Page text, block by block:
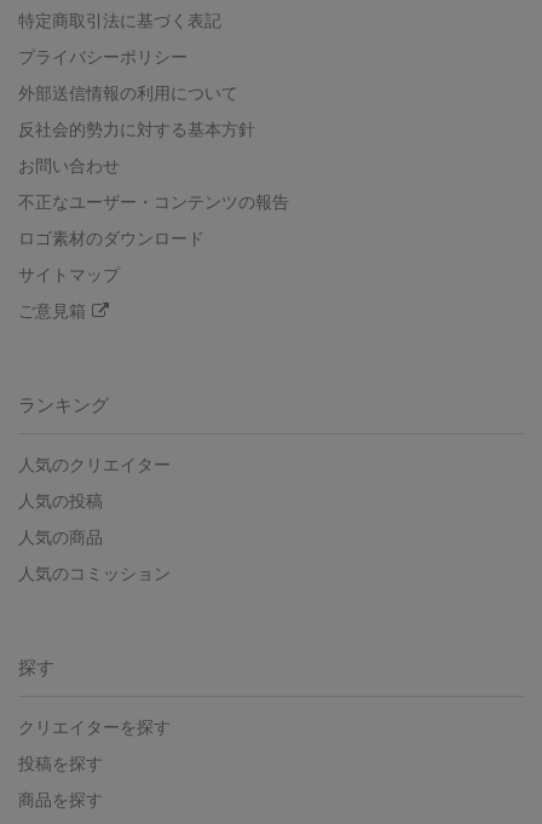
特定商取引法に基づく表記
プライバシーポリシー
外部送信情報の利用について
反社会的勢力に対する基本方針
お問い合わせ
不正なユーザー・コンテンツの報告
ロゴ素材のダウンロード
サイトマップ
ご意見箱
ランキング
人気のクリエイター
人気の投稿
人気の商品
人気のコミッション
探す
クリエイターを探す
投稿を探す
商品を探す